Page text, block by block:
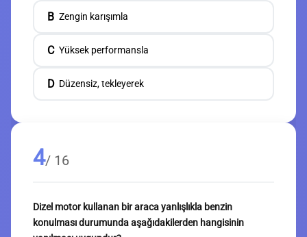
B Zengin karışımla
C Yüksek performansla
D Düzensiz, tekleyerek
4/ 16
Dizel motor kullanan bir araca yanlışlıkla benzin
konulması durumunda aşağıdakilerden hangisinin